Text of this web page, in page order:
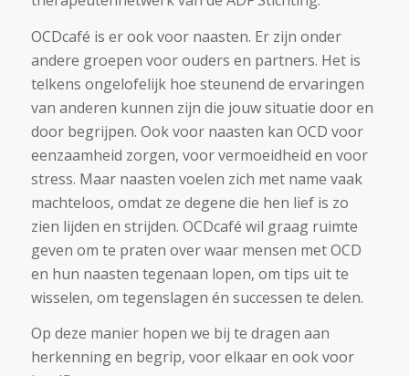
OCDcafé is er ook voor naasten. Er zijn onder
andere groepen voor ouders en partners. Het is
telkens ongelofelijk hoe steunend de ervaringen
van anderen kunnen zijn die jouw situatie door en
door begrijpen. Ook voor naasten kan OCD voor
eenzaamheid zorgen, voor vermoeidheid en voor
stress. Maar naasten voelen zich met name vaak
machteloos, omdat ze degene die hen lief is zo
zien lijden en strijden. OCDcafé wil graag ruimte
geven om te praten over waar mensen met OCD
en hun naasten tegenaan lopen, om tips uit te
wisselen, om tegenslagen én successen te delen.
Op deze manier hopen we bij te dragen aan
herkenning en begrip, voor elkaar en ook voor